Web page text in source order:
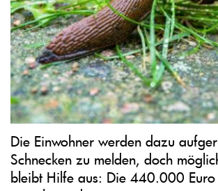
Die Einwohner werden dazu
Schnecken zu melden, doch
bleibt Hilfe aus: Die 440.000 Euro